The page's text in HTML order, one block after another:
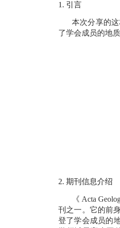
1. 引言
本次分享的
了学会成员的地
2. 期刊信息介绍
《 Acta
刊之一。它的前
登了学会成员的